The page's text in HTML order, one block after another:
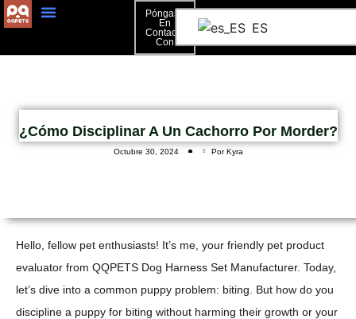
Póngase
En
Contacto
Con
ES
¿Cómo Disciplinar A Un Cachorro Por Morder?
Octubre 30, 2024 Por Kyra
Hello, fellow pet enthusiasts! It’s me, your friendly pet product
evaluator from QQPETS Dog Harness Set Manufacturer. Today,
let’s dive into a common puppy problem: biting. But how do you
discipline a puppy for biting without harming their growth or your